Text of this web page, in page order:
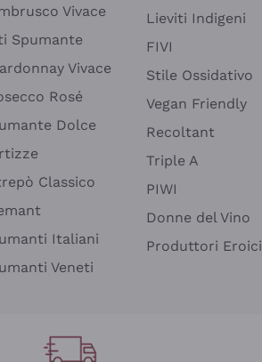
Vivace
Spumante
Vivace
Rosé
Dolce
Classico
Italiani
Veneti
Lieviti Indigeni
FIVI
Stile Ossidativo
Vegan Friendly
Recoltant
Triple A
PIWI
Donne del Vino
Produttori Eroici